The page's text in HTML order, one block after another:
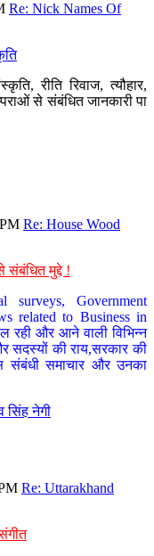
Re: Nick Names Of
रीति रिवाज, त्यौहार,
से संबंधित जानकारी पा
Re: House Wood
मुद्दे !
surveys, Government
related to Business in
रही और आने वाली विभिन्न
सदस्यों की राय,सरकार की
संबंधी समाचार और उनका
सिंह नेगी
Re: Uttarakhand